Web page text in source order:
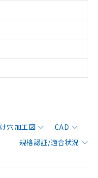
穴加工図
CAD
規格認証/適合状況